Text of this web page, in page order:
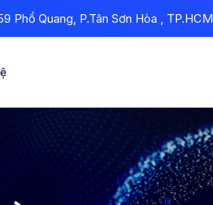
Phổ Quang, P.Tân Sơn Hòa , TP.HCM